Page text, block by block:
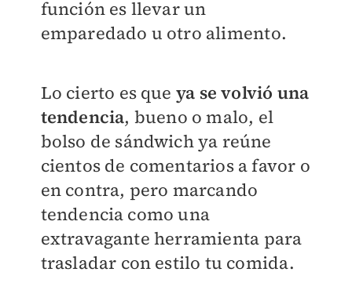
función es llevar un
emparedado u otro alimento.
Lo cierto es que ya se volvió una
tendencia, bueno o malo, el
bolso de sándwich ya reúne
cientos de comentarios a favor o
en contra, pero marcando
tendencia como una
extravagante herramienta para
trasladar con estilo tu comida.